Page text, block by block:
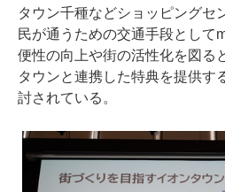
タウン千種などショッピングセ
民が通うための交通手段として
便性の向上や街の活性化を図る
タウンと連携した特典を提供す
討されている。